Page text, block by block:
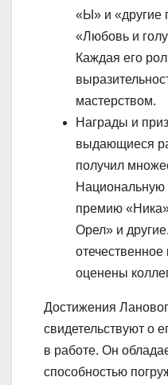
«Ы» и «другие
«Любовь и
Каждая его
мастерством.
Награды и
выдающиеся
получил
Национальную
премию
Орел» и
оценены
Достижения
свидетельствуют о
в работе. Он
способностью